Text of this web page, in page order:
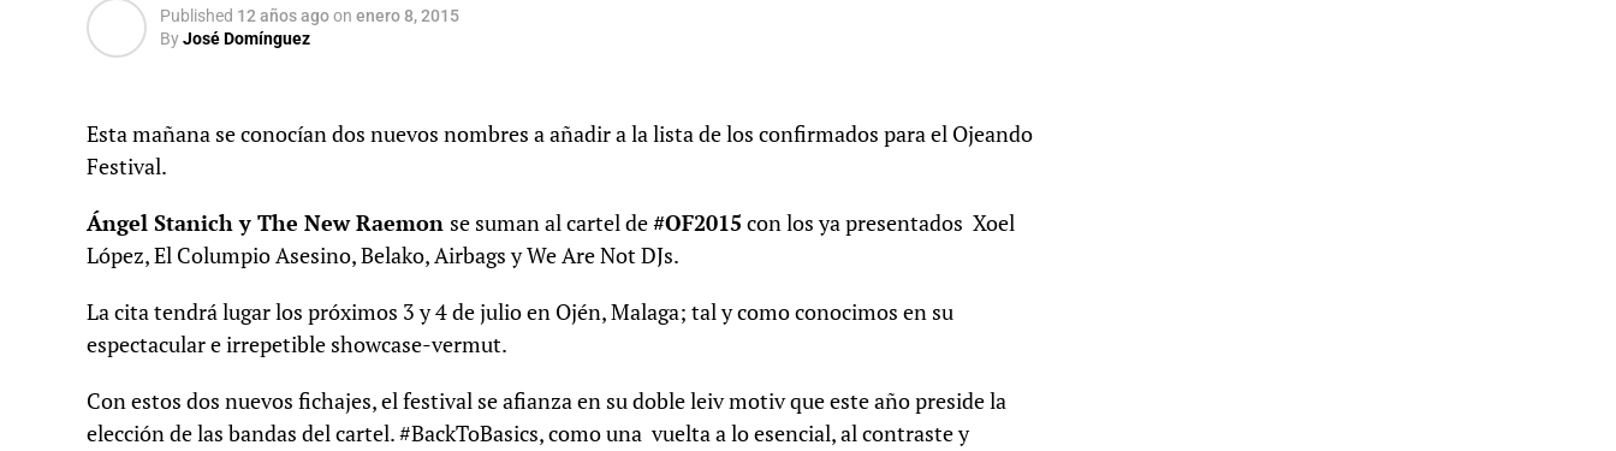
Published 12 años agoon enero 8, 2015
ByJosé Domínguez
Esta mañana se conocían dos nuevos nombres a añadir a la lista de los confirmados para el Ojeando
Festival.
Ángel Stanich y The New Raemon se suman al cartel de#OF2015 con los ya presentados Xoel
López, El Columpio Asesino, Belako, Airbags y We Are Not DJs.
La cita tendrá lugar los próximos 3 y 4 de julio en Ojén, Malaga; tal y como conocimos en su
espectacular e irrepetible showcase-vermut.
Con estos dos nuevos fichajes, el festival se afianza en su doble leiv motiv que este año preside la
elección de las bandas del cartel. #BackToBasics, como una vuelta a lo esencial, al contraste y